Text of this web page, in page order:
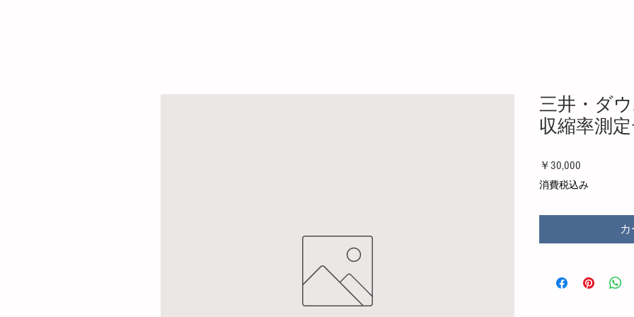
三井・ダ
収縮率測
￥30,000
消費税込み